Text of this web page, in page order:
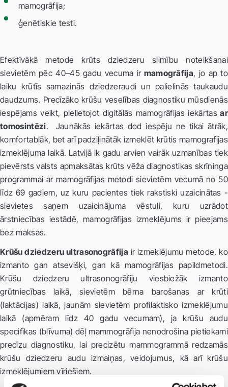
mamogrāfija;
ģenētiskie testi.
Efektīvākā metode krūts dziedzeru slimību noteikšanai
sievietēm pēc 40–45 gadu vecuma irmamogrāfija, jo ap to
laiku krūtīs samazinās dziedzeraudi un palielinās taukaudu
daudzums. Precīzāko krūšu veselības diagnostiku mūsdienās
iespējams veikt, pielietojot digitālās mamogrāfijas iekārtasar
tomosintēzi. Jaunākās iekārtas dod iespēju ne tikai ātrāk,
komfortablāk, bet arī padziļinātāk izmeklēt krūtis mamografijas
izmeklējuma laikā. Latvijā ik gadu arvien vairāk uzmanības tiek
pievērsts valsts apmaksātas krūts vēža diagnostikas skrīninga
programmai ar mamogrāfijas metodi sievietēm vecumā no 50
līdz 69 gadiem, uz kuru pacientes tiek rakstiski uzaicinātas -
sievietes saņem uzaicinājuma vēstuli, kuru uzrādot
ārstniecības iestādē, mamogrāfijas izmeklējums ir pieejams
bez maksas.
Krūšu dziedzeru ultrasonogrāfija ir izmeklējumu metode, ko
izmanto gan atsevišķi, gan kā mamogrāfijas papildmetodi.
Krūšu dziedzeru ultrasonogrāfiju viesbiežāk izmanto
grūtniecības laikā, sievietēm bērna barošanas ar krūti
(laktācijas) laikā, jaunām sievietēm profilaktisko izmeklējumu
laikā (apmēram līdz 40 gadu vecumam), ja krūšu audu
specifikas (blīvuma) dēļ mammogrāfija nenodrošina pietiekami
precīzu diagnostiku, lai precizētu mammogrammā redzamās
krūšu dziedzeru audu izmaiņas, veidojumus, kā arī krūšu
izmeklējumiem vīriešiem.